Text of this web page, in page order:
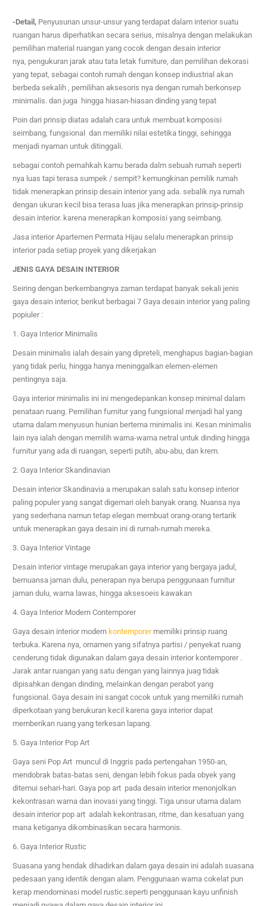
-Detail, Penyusunan unsur-unsur yang terdapat dalam interior suatu
ruangan harus diperhatikan secara serius, misalnya dengan melakukan
pemilihan material ruangan yang cocok dengan desain interior
nya, pengukuran jarak atau tata letak furniture, dan pemilihan dekorasi
yang tepat, sebagai contoh rumah dengan konsep indiustrial akan
berbeda sekalih , pemilihan aksesoris nya dengan rumah berkonsep
minimalis. dan juga hingga hiasan-hiasan dinding yang tepat
Poin dari prinsip diatas adalah cara untuk membuat komposisi
seimbang, fungsional dan memiliki nilai estetika tinggi, sehingga
menjadi nyaman untuk ditinggali.
sebagai contoh pernahkah kamu berada dalm sebuah rumah seperti
nya luas tapi terasa sumpek / sempit? kemungkinan pemilik rumah
tidak menerapkan prinsip desain interior yang ada. sebalik nya rumah
dengan ukuran kecil bisa terasa luas jika menerapkan prinsip-prinsip
desain interior. karena menerapkan komposisi yang seimbang.
Jasa interiorApartemen Permata Hijau selalu menerapkan prinsip
interior pada setiap proyek yang dikerjakan
JENIS GAYA DESAIN INTERIOR
Seiring dengan berkembangnya zaman terdapat banyak sekali jenis
gaya desain interior, berikut berbagai 7 Gaya desain interior yang paling
popiuler :
1. Gaya Interior Minimalis
Desain minimalis ialah desain yang dipreteli, menghapus bagian-bagian
yang tidak perlu, hingga hanya meninggalkan elemen-elemen
pentingnya saja.
Gaya interior minimalis ini ini mengedepankan konsep minimal dalam
penataan ruang. Pemilihan furnitur yang fungsional menjadi hal yang
utama dalam menyusun hunian bertema minimalis ini. Kesan minimalis
lain nya ialah dengan memilih warna-warna netral untuk dinding hingga
furnitur yang ada di ruangan, seperti putih, abu-abu, dan krem.
2. Gaya Interior Skandinavian
Desain interior Skandinavia a merupakan salah satu konsep interior
paling populer yang sangat digemari oleh banyak orang. Nuansa nya
yang sederhana namun tetap elegan membuat orang-orang tertarik
untuk menerapkan gaya desain ini di rumah-rumah mereka.
3. Gaya Interior Vintage
Desain interior vintage merupakan gaya interior yang bergaya jadul,
bernuansa jaman dulu, penerapan nya berupa penggunaan furnitur
jaman dulu, warna lawas, hingga aksesoeis kawakan
4. Gaya Interior Modern Contemporer
Gaya desain interior modern kontemporermemiliki prinsip ruang
terbuka. Karena nya, ornamen yang sifatnya partisi / penyekat ruang
cenderung tidak digunakan dalam gaya desain interior kontemporer .
Jarak antar ruangan yang satu dengan yang lainnya juag tidak
dipisahkan dengan dinding, melainkan dengan perabot yang
fungsional. Gaya desain ini sangat cocok untuk yang memiliki rumah
diperkotaan yang berukuran kecil karena gaya interior dapat
memberikan ruang yang terkesan lapang.
5. Gaya Interior Pop Art
Gaya seni Pop Art muncul di Inggris pada pertengahan 1950-an,
mendobrak batas-batas seni, dengan lebih fokus pada obyek yang
ditemui sehari-hari. Gaya pop art pada desain interior menonjolkan
kekontrasan warna dan inovasi yang tinggi. Tiga unsur utama dalam
desain interior pop art adalah kekontrasan, ritme, dan kesatuan yang
mana ketiganya dikombinasikan secara harmonis.
6. Gaya Interior Rustic
Suasana yang hendak dihadirkan dalam gaya desain ini adalah suasana
pedesaan yang identik dengan alam. Penggunaan warna cokelat pun
kerap mendominasi model rustic.seperti penggunaan kayu unfinish